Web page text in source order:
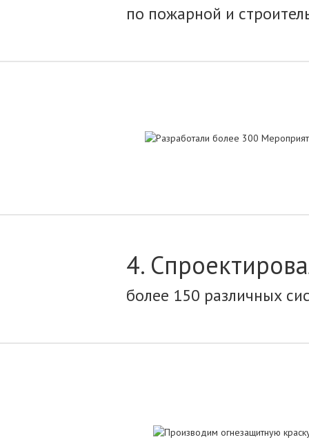
по пожарной и
4.
более 150 различных